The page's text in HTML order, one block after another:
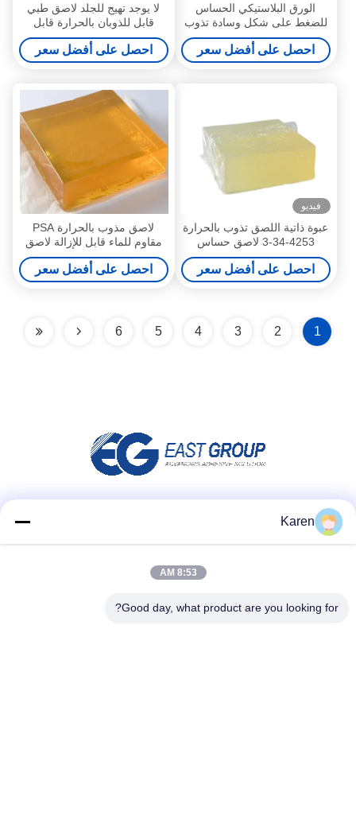
الورق البلاستيكي الحساس
للضغط على شكل وسادة تذوب
بالحرارة من النوع التصاق نهائي
احصل على أفضل سعر
لا يوجد تهيج للجلد لاصق طبي
قابل للذوبان بالحرارة قابل
للإزالة لاصق حساس للضغط
احصل على أفضل سعر
فيديو
عبوة ذاتية اللصق تذوب بالحرارة
4253-34-3 لاصق حساس
للضغط PSA
احصل على أفضل سعر
لاصق مذوب بالحرارة PSA
مقاوم للماء قابل للإزالة لاصق
حساس للضغط
احصل على أفضل سعر
1
2
3
4
5
6
Karen
8:53 AM
Good day, what product are you looking for?